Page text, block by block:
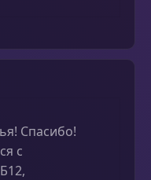
Спасибо!
с